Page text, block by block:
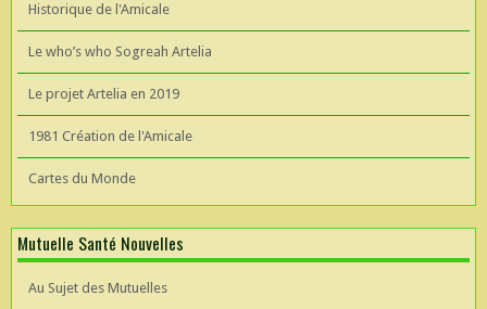
Historique de l'Amicale
Le who’s who Sogreah Artelia
Le projet Artelia en 2019
1981 Création de l'Amicale
Cartes du Monde
Mutuelle Santé Nouvelles
Au Sujet des Mutuelles